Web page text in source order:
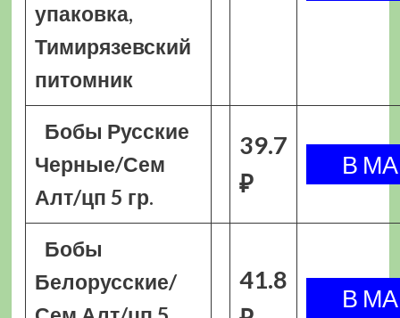
упаковка,
Тимирязевский
питомник
Бобы Русские
Черные/Сем
Алт/цп 5 гр.
39.7
₽
Бобы
Белорусские/
41.8